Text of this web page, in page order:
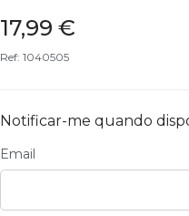
17,99 €
Ref: 1040505
Notificar-me quando
Email